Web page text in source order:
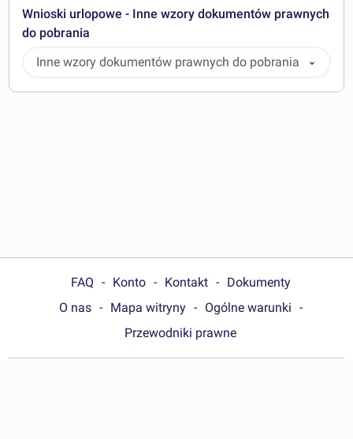
Wnioski urlopowe - Inne wzory dokumentów prawnych
do pobrania
Inne wzory dokumentów prawnych do pobrania
FAQ Konto Kontakt
Dokumenty
O nas
Mapa witryny
Ogólne warunki
Przewodniki prawne